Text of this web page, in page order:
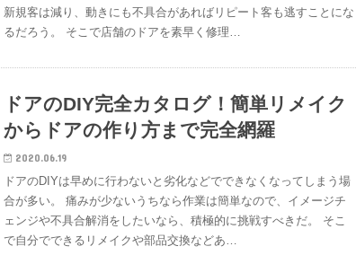
新規客は減り、動きにも不具合があればリピート客も逃すことにな
るだろう。 そこで店舗のドアを素早く修理…
ドアのDIY完全カタログ！簡単リメイク
からドアの作り方まで完全網羅
2020.06.19
ドアのDIYは早めに行わないと劣化などでできなくなってしまう場
合が多い。 痛みが少ないうちなら作業は簡単なので、イメージチ
ェンジや不具合解消をしたいなら、積極的に挑戦すべきだ。 そこ
で自分でできるリメイクや部品交換などあ…